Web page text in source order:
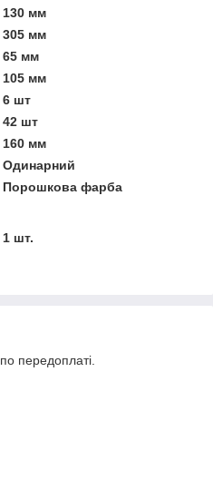
130 мм
305 мм
65 мм
105 мм
6 шт
42 шт
160 мм
Одинарний
Порошкова фарба
1 шт.
передоплаті.